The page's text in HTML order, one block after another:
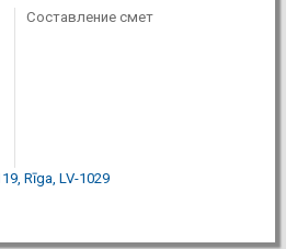
Составление смет
Rīga, LV-1029